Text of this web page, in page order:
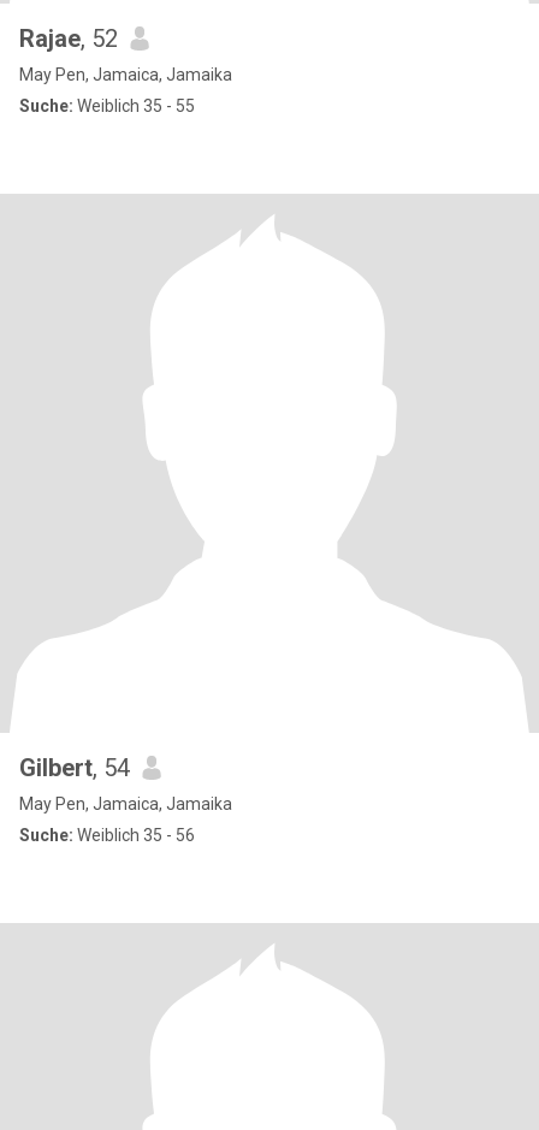
Rajae, 52
May Pen, Jamaica, Jamaika
Suche: Weiblich 35 - 55
Gilbert, 54
May Pen, Jamaica, Jamaika
Suche: Weiblich 35 - 56